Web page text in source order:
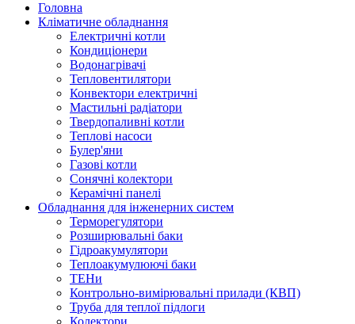
Головна
Кліматичне обладнання
Електричні котли
Кондиціонери
Водонагрівачі
Тепловентилятори
Конвектори електричні
Мастильні радіатори
Твердопаливні котли
Теплові насоси
Булер'яни
Газові котли
Сонячні колектори
Керамічні панелі
Обладнання для інженерних систем
Терморегулятори
Розширювальні баки
Гідроакумулятори
Теплоакумулюючі баки
ТЕНи
Контрольно-вимірювальні прилади (КВП)
Труба для теплої підлоги
Колектори